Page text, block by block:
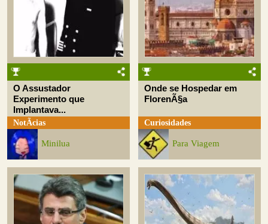
O Assustador
Experimento que
Implantava...
NotÃ­cias
Minilua
Onde se Hospedar em
FlorenÃ§a
Curiosidades
Para Viagem